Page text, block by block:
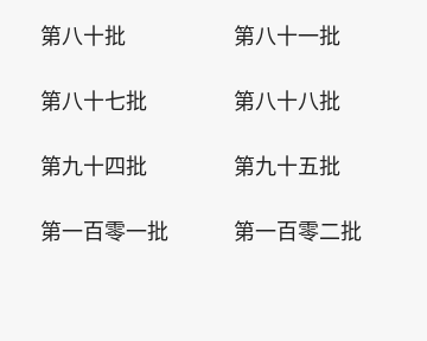
第八十批 第八十一批
第八十七批 第八十八批
第九十四批 第九十五批
第一百零一批 第一百零二批